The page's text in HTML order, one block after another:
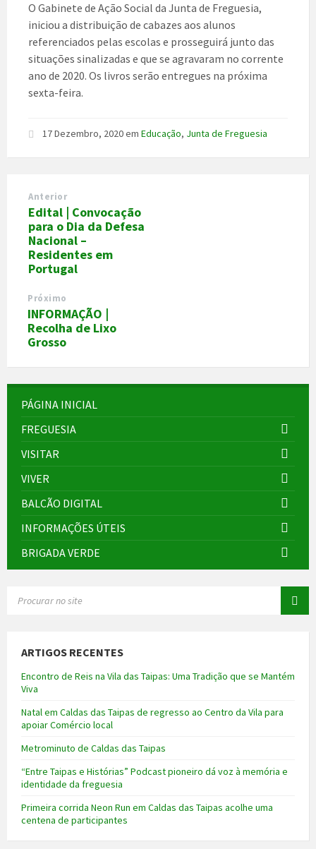
O Gabinete de Ação Social da Junta de Freguesia,
iniciou a distribuição de cabazes aos alunos
referenciados pelas escolas e prosseguirá junto das
situações sinalizadas e que se agravaram no corrente
ano de 2020. Os livros serão entregues na próxima
sexta-feira.
17 Dezembro, 2020em Educação, Junta de Freguesia
Anterior
Edital | Convocação
para o Dia da Defesa
Nacional –
Residentes em
Portugal
Próximo
INFORMAÇÃO |
Recolha de Lixo
Grosso
PÁGINA INICIAL
FREGUESIA
VISITAR
VIVER
BALCÃO DIGITAL
INFORMAÇÕES ÚTEIS
BRIGADA VERDE
ARTIGOS RECENTES
Encontro de Reis na Vila das Taipas: Uma Tradição que se Mantém
Viva
Natal em Caldas das Taipas de regresso ao Centro da Vila para
apoiar Comércio local
Metrominuto de Caldas das Taipas
“Entre Taipas e Histórias” Podcast pioneiro dá voz à memória e
identidade da freguesia
Primeira corrida Neon Run em Caldas das Taipas acolhe uma
centena de participantes